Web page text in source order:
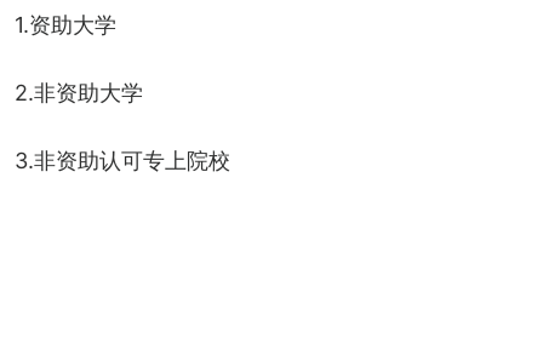
1.资助大学
2.非资助大学
3.非资助认可专上院校